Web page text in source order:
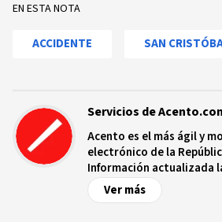
EN ESTA NOTA
ACCIDENTE SAN
Servicios de
Acento es el más ágil y
electrónico de la
Información actualizada
de las noticias y sucesos
nivel nacional e
Ver más